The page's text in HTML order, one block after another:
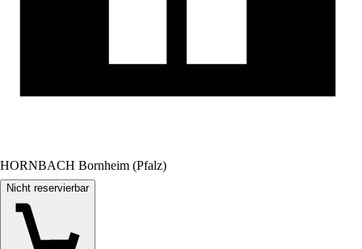
HORNBACH Bornheim (Pfalz)
Nicht reservierbar